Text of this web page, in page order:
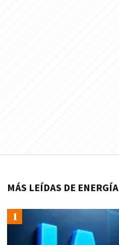
MÁS LEÍDAS DE ENERGÍA